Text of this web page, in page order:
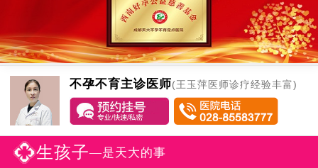
不孕不育主诊医师(王玉萍医师诊疗经验丰富)
生孩子—是天大的事